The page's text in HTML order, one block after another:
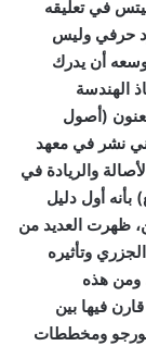
في تعليقه
حرفي وليس
أن يدرك
الهندسة
(أصول
نشر في معهد
للجزري بالأصالة والريادة في
بأنه أول دليل
ظهرت العديد من
وتأثيره
ومن هذه
فيها بين
ومخططات